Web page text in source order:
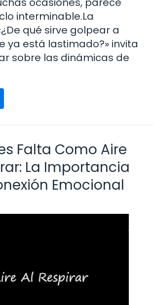
interminable.La
qué sirve golpear a
ya está lastimado?» invita
sobre las dinámicas de
Falta Como Aire
La Importancia
Emocional